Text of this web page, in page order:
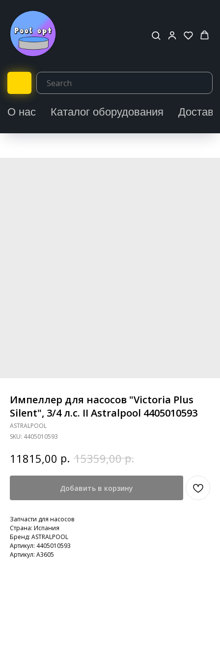
О нас Каталог оборудования
Импеллер для насосов "Victoria Plus
Silent", 3/4 л.c. II Astralpool 4405010593
ASTRALPOOL
SKU: 4405010593
11815,00 р. 15359,00 р.
Добавить в корзину
Запчасти для насосов
Страна: Испания
Бренд: ASTRALPOOL
Артикул: 4405010593
Артикул: A3605